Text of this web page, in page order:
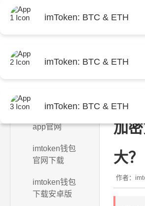
imToken: BTC & ETH
imToken: BTC & ETH
imToken: BTC & ETH
app官网
imtoken钱包
官网下载
imtoken钱包
下载安卓版
加
大？
作者：